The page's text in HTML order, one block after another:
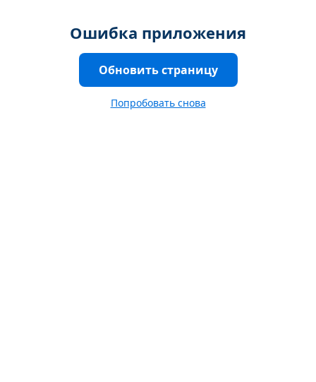
Ошибка приложения
Обновить страницу
Попробовать снова